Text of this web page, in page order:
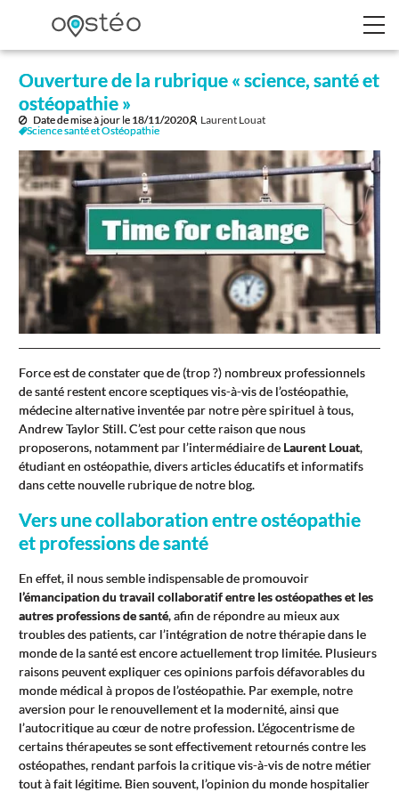
Ouverture de la rubrique « science, santé et
ostéopathie »
Date de mise à jour le 18/11/2020
Laurent Louat
Science santé et Ostéopathie
Force est de constater que de (trop ?) nombreux professionnels
de santé restent encore sceptiques vis-à-vis de l’ostéopathie,
médecine alternative inventée par notre père spirituel à tous,
Andrew Taylor Still. C’est pour cette raison que nous
proposerons, notamment par l’intermédiaire de Laurent Louat,
étudiant en ostéopathie, divers articles éducatifs et informatifs
dans cette nouvelle rubrique de notre blog.
Vers une collaboration entre ostéopathie
et professions de santé
En effet, il nous semble indispensable de promouvoir
l’émancipation du travail collaboratif entre les ostéopathes et les
autres professions de santé, afin de répondre au mieux aux
troubles des patients, car l’intégration de notre thérapie dans le
monde de la santé est encore actuellement trop limitée. Plusieurs
raisons peuvent expliquer ces opinions parfois défavorables du
monde médical à propos de l’ostéopathie. Par exemple, notre
aversion pour le renouvellement et la modernité, ainsi que
l’autocritique au cœur de notre profession. L’égocentrisme de
certains thérapeutes se sont effectivement retournés contre les
ostéopathes, rendant parfois la critique vis-à-vis de notre métier
tout à fait légitime. Bien souvent, l’opinion du monde hospitalier